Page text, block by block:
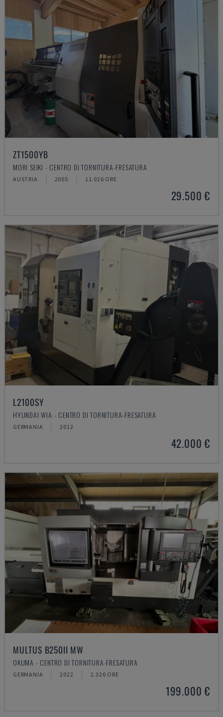
ZT1500YB
MORI SEIKI - CENTRO DI TORNITURA-FRESATURA
AUSTRIA 2005 11.026 ORE
29.500 €
L2100SY
HYUNDAI WIA - CENTRO DI TORNITURA-FRESATURA
GERMANIA 2012
42.000 €
MULTUS B250II MW
OKUMA - CENTRO DI TORNITURA-FRESATURA
GERMANIA 2022 2.326 ORE
199.000 €